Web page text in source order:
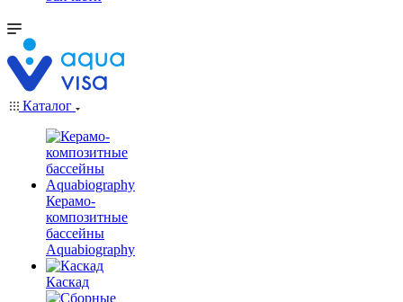
Каталог
Керамо-
композитные
бассейны
Aquabiography
Каскад